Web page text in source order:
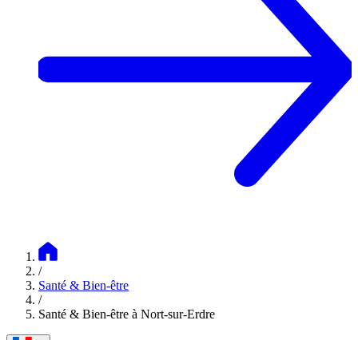
/
Santé & Bien-être
/
Santé & Bien-être à Nort-sur-Erdre